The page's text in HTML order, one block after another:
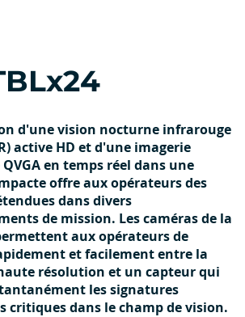
d'une vision nocturne infrarouge
active HD et d'une imagerie
en temps réel dans une
offre aux opérateurs des
dans divers
de mission. Les caméras de la
aux opérateurs de
et facilement entre la
résolution et un capteur qui
les signatures
critiques dans le champ de vision.